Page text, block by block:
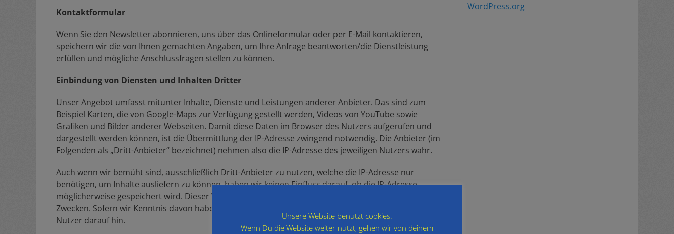
Kontaktformular
Wenn Sie den Newsletter abonnieren, uns über das Onlineformular oder per E-Mail kontaktieren,
speichern wir die von Ihnen gemachten Angaben, um Ihre Anfrage beantworten/die Dienstleistung
erfüllen und mögliche Anschlussfragen stellen zu können.
Einbindung von Diensten und Inhalten Dritter
Unser Angebot umfasst mitunter Inhalte, Dienste und Leistungen anderer Anbieter. Das sind zum
Beispiel Karten, die von Google-Maps zur Verfügung gestellt werden, Videos von YouTube sowie
Grafiken und Bilder anderer Webseiten. Damit diese Daten im Browser des Nutzers aufgerufen und
dargestellt werden können, ist die Übermittlung der IP-Adresse zwingend notwendig. Die Anbieter (im
Folgenden als „Dritt-Anbieter“ bezeichnet) nehmen also die IP-Adresse des jeweiligen Nutzers wahr.
Auch wenn wir bemüht sind, ausschließlich Dritt-Anbieter zu nutzen, welche die IP-Adresse nur
benötigen, um Inhalte ausliefern zu können, haben wir keinen Einfluss darauf, ob die IP-Adresse
möglicherweise gespeichert wird. Dieser Vorgang dient in dem Fall unter anderem statistischen
Zwecken. Sofern wir Kenntnis davon haben, dass die IP-Adresse gespeichert wird, weisen wir unsere
Nutzer darauf hin.
WordPress.org
Unsere Website benutzt cookies.
Wenn Du die Website weiter nutzt, gehen wir von deinem